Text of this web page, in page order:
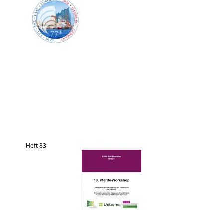
Heft 83